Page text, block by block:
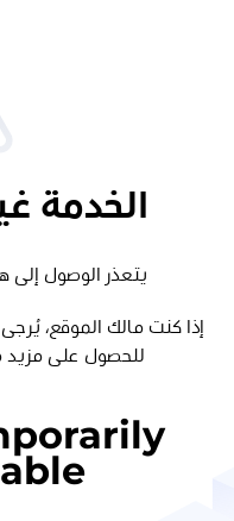
الخدمة
يتعذر الوصول إلى
إذا كنت مالك الموقع، يُرجى
للحصول على مزيد